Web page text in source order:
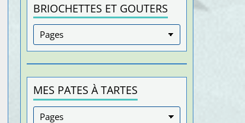
BRIOCHETTES ET GOUTERS
MES PATES À TARTES